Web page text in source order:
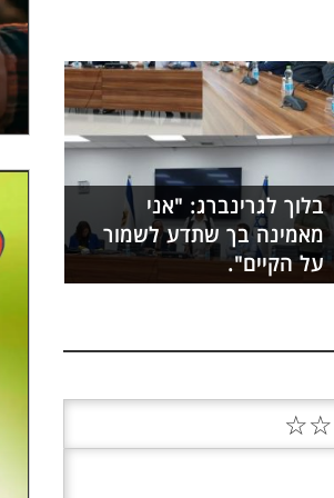
בלוך לגרינברג: "אני
מאמינה בך שתדע לשמור
על הקיים".
☆
☆